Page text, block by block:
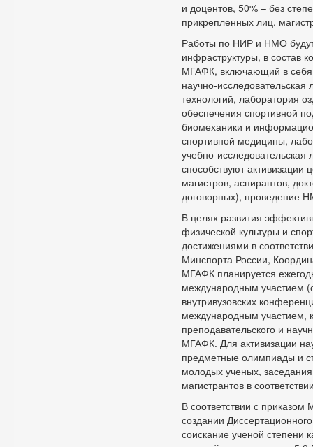
и доцентов, 50% – без
прикрепленных лиц,
Работы по НИР и НМО
инфраструктуры, в состав
МГАФК, включающий в себя
научно-
технологий, лаборатория
обеспечения спортивной
биомеханики и
спортивной медицины,
учебно-
способствуют активизации
магистров, аспирантов,
договорных), проведение
В целях развития
физической культуры и
достижениями в
Минспорта России,
МГАФК планируется
международным участием
внутривузовских
международным участием,
преподавательского и
МГАФК. Для активизации
предметные олимпиады и
молодых ученых,
магистрантов в
В соответствии с
создании
соискание ученой степени